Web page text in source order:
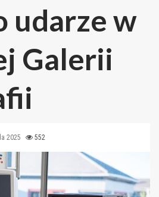
udarze w
Galerii
2025 552